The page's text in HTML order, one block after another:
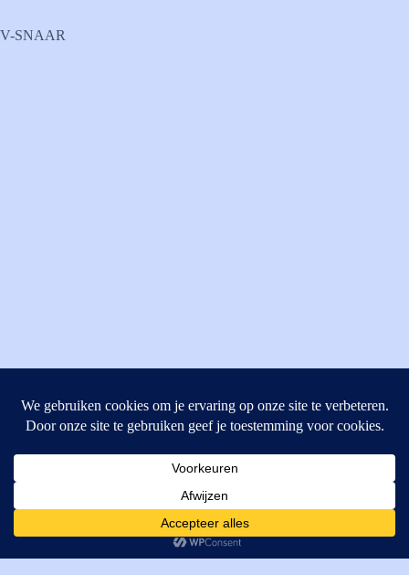
V-SNAAR
4462GE, Goes
T: +31 (0) 111-484438
M:parts@mitechniek.nl
VAT: NL862802295B01
Cookies helpen ons bij het leveren van onze diensten. Door
gebruik te maken van onze diensten, gaat u akkoord met ons
gebruik van cookies.